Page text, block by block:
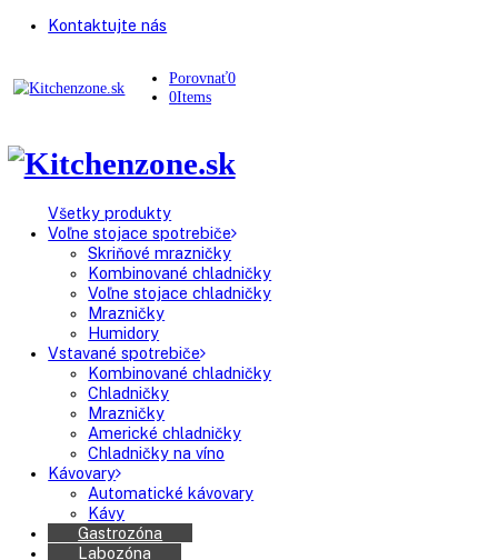
Kontaktujte nás
Porovnať
0Items
Všetky produkty
Voľne stojace spotrebiče
Skriňové mrazničky
Kombinované chladničky
Voľne stojace chladničky
Mrazničky
Humidory
Vstavané spotrebiče
Kombinované chladničky
Chladničky
Mrazničky
Americké chladničky
Chladničky na víno
Kávovary
Automatické kávovary